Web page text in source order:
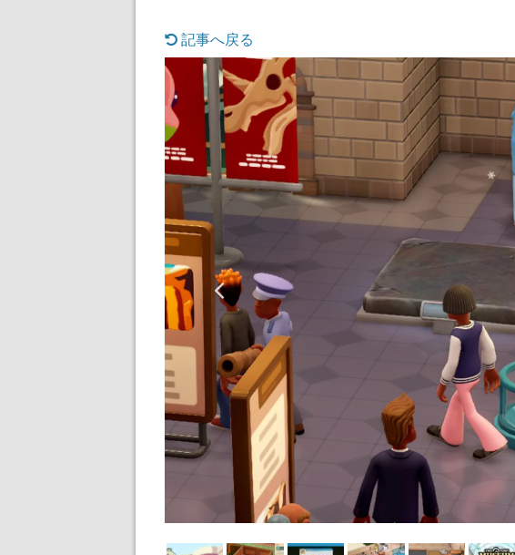
記事へ戻る